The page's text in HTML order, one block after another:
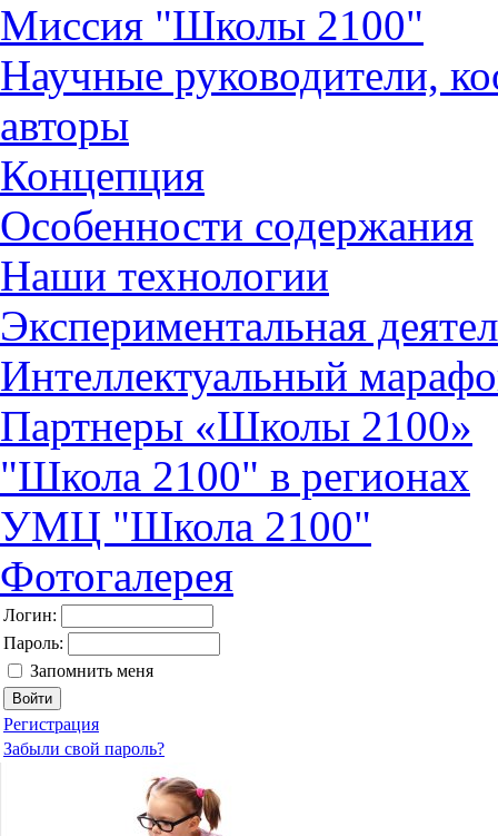
Миссия "Школы 2100"
Научные руководители,
авторы
Концепция
Особенности содержания
Наши технологии
Экспериментальная
Интеллектуальный
Партнеры «Школы 2100»
"Школа 2100" в регионах
УМЦ "Школа 2100"
Фотогалерея
Логин:
Пароль:
Запомнить меня
Регистрация
Забыли свой пароль?